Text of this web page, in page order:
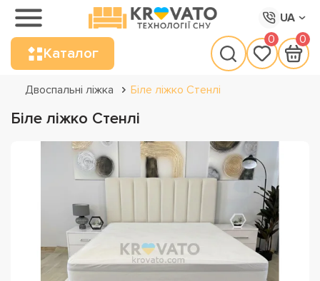
UA
Каталог
0 0
Двоспальні ліжка Біле ліжко Стенлі
Біле ліжко Стенлі